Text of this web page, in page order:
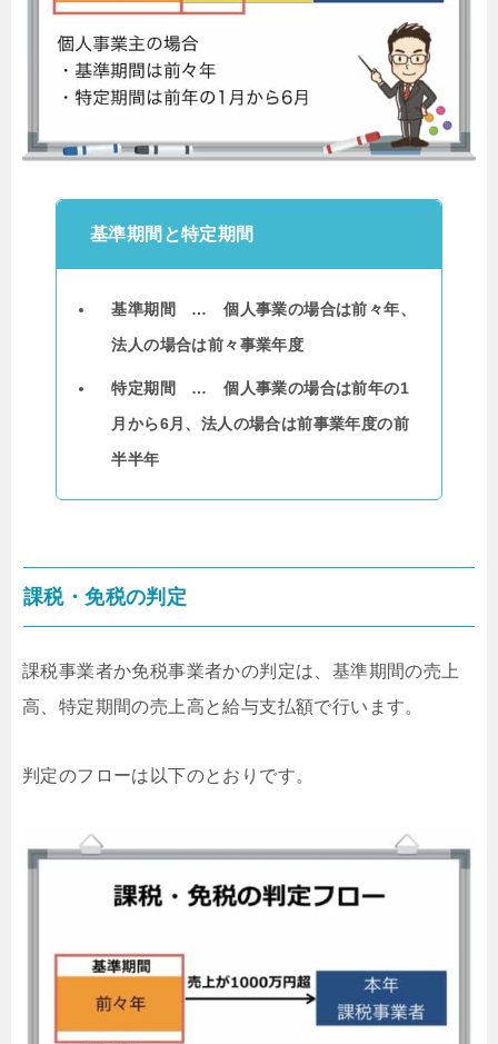
基準期間と特定期間
基準期間 … 個人事業の場合は前々年、
法人の場合は前々事業年度
特定期間 … 個人事業の場合は前年の1
月から6月、法人の場合は前事業年度の前
半半年
課税・免税の判定
課税事業者か免税事業者かの判定は、基準期間の売上
高、特定期間の売上高と給与支払額で行います。
判定のフローは以下のとおりです。